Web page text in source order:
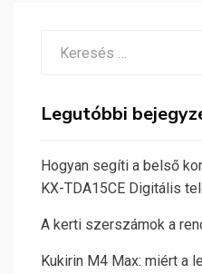
Legutóbbi
Hogyan segíti a belső
KX-TDA15CE Digitális
A kerti szerszámok a
Kukirin M4 Max: miért a